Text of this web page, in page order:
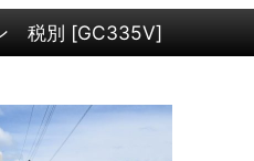
税別 [GC335V]